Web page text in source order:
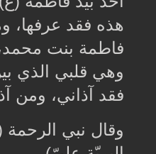
هذه فقد عرفها،
فاطمة بنت
وهي قلبي الذي
فقد آذاني، ومن
وقال نبي